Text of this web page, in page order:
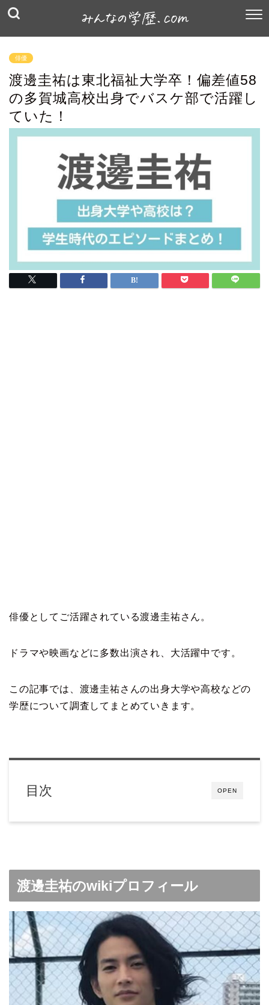
俳優
渡邊圭祐は東北福祉大学卒！偏差値58
の多賀城高校出身でバスケ部で活躍し
ていた！
俳優としてご活躍されている渡邊圭祐さん。
ドラマや映画などに多数出演され、大活躍中です。
この記事では、渡邊圭祐さんの出身大学や高校などの
学歴について調査してまとめていきます。
OPEN
目次
渡邊圭祐のwikiプロフィール